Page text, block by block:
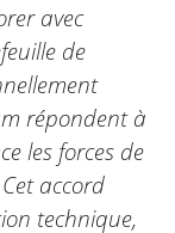
avec
de
répondent à
les forces de
accord
technique,